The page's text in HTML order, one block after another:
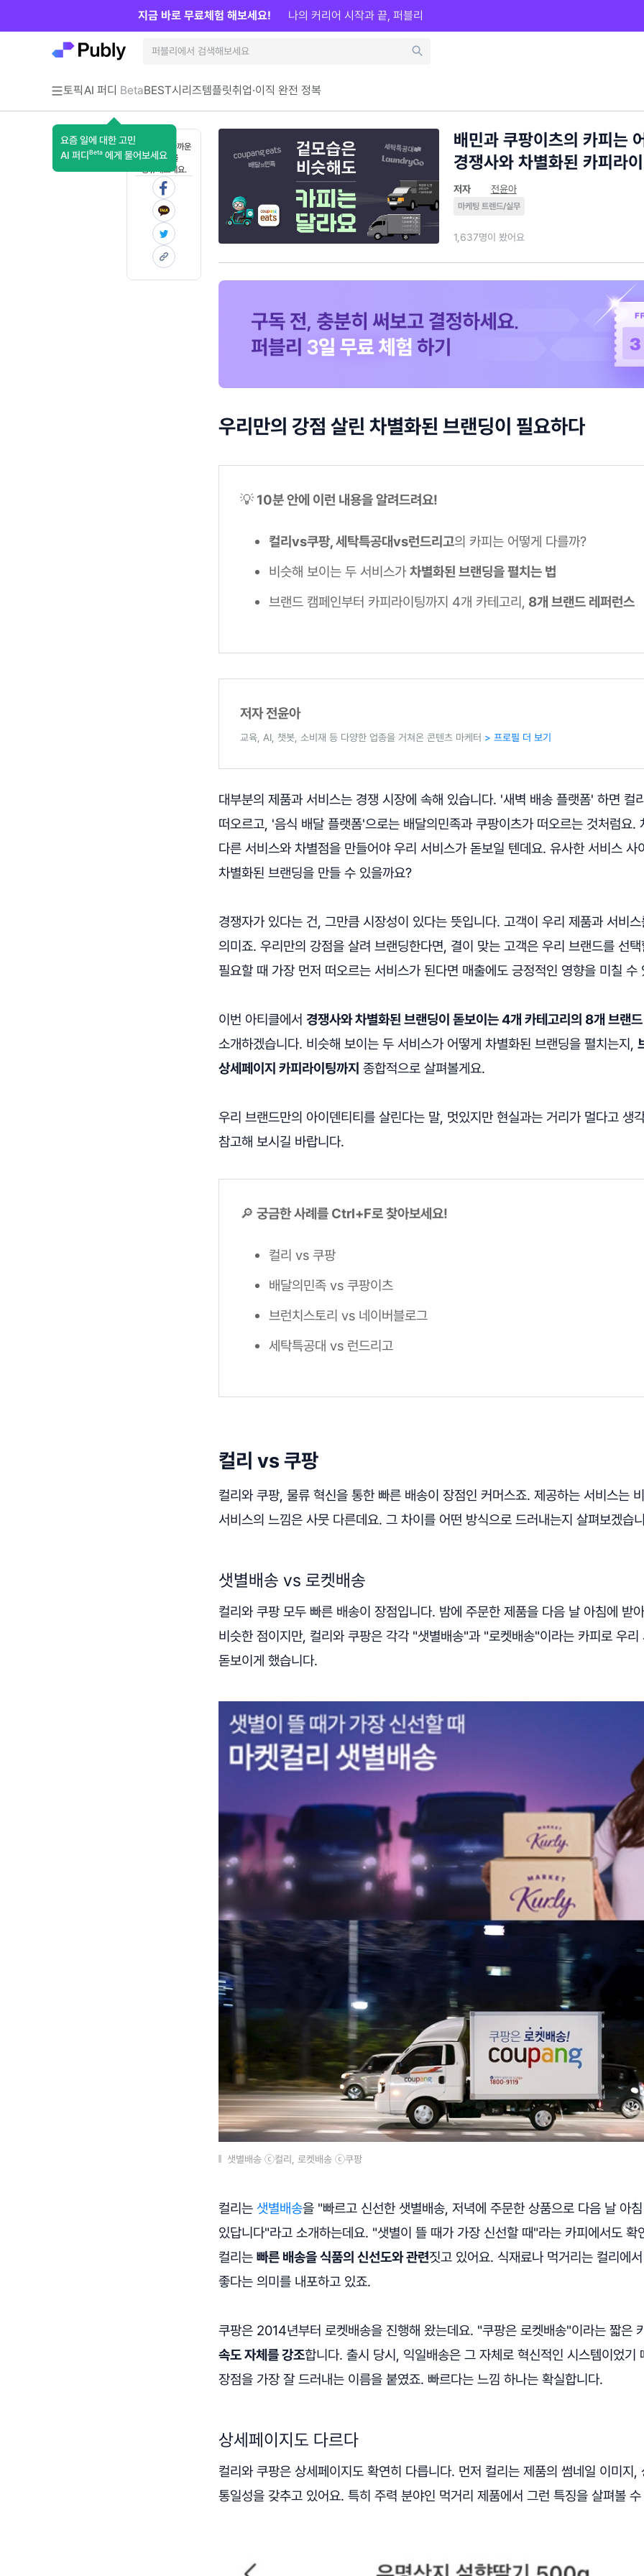
토픽AI 퍼디 Beta
요즘 일에 대한 고민
AI 퍼디 Beta 에게 물어보세요
BEST시리즈템플릿취업·이직 완전 정복
지금 바로 무료체험 해보세요! 나의 커리어 시작과 끝, 퍼블리
혼자 보기 아까운
콘텐츠를
공유해보세요.
배민과 쿠팡이츠의 카피는
경쟁사와 차별화된 카피라
저자 전윤아
마케팅 트렌드/실무
1,637명이 봤어요
우리만의 강점 살린 차별화된 브랜딩이 필요하다
💡 10분 안에 이런 내용을 알려드려요!
컬리vs쿠팡, 세탁특공대vs런드리고의 카피는 어떻게 다를까?
비슷해 보이는 두 서비스가 차별화된 브랜딩을 펼치는 법
브랜드 캠페인부터 카피라이팅까지 4개 카테고리, 8개 브랜드 레퍼런스
저자 전윤아
교육, AI, 챗봇, 소비재 등 다양한 업종을 거쳐온 콘텐츠 마케터 > 프로필 더 보기
대부분의 제품과 서비스는 경쟁 시장에 속해 있습니다. '새벽 배송 플랫폼' 하면 컬
떠오르고, '음식 배달 플랫폼'으로는 배달의민족과 쿠팡이츠가 떠오르는 것처럼요.
다른 서비스와 차별점을 만들어야 우리 서비스가 돋보일 텐데요. 유사한 서비스 사
차별화된 브랜딩을 만들 수 있을까요?
경쟁자가 있다는 건, 그만큼 시장성이 있다는 뜻입니다. 고객이 우리 제품과 서비
의미죠. 우리만의 강점을 살려 브랜딩한다면, 결이 맞는 고객은 우리 브랜드를 선택
필요할 때 가장 먼저 떠오르는 서비스가 된다면 매출에도 긍정적인 영향을 미칠 수
이번 아티클에서 경쟁사와 차별화된 브랜딩이 돋보이는 4개 카테고리의 8개 브랜드
소개하겠습니다. 비슷해 보이는 두 서비스가 어떻게 차별화된 브랜딩을 펼치는지,
상세페이지 카피라이팅까지 종합적으로 살펴볼게요.
우리 브랜드만의 아이덴티티를 살린다는 말, 멋있지만 현실과는 거리가 멀다고 생
참고해 보시길 바랍니다.
🔎 궁금한 사례를 Ctrl+F로 찾아보세요!
컬리 vs 쿠팡
배달의민족 vs 쿠팡이츠
브런치스토리 vs 네이버블로그
세탁특공대 vs 런드리고
컬리 vs 쿠팡
컬리와 쿠팡, 물류 혁신을 통한 빠른 배송이 장점인 커머스죠. 제공하는 서비스는
서비스의 느낌은 사뭇 다른데요. 그 차이를 어떤 방식으로 드러내는지 살펴보겠습
샛별배송 vs 로켓배송
컬리와 쿠팡 모두 빠른 배송이 장점입니다. 밤에 주문한 제품을 다음 날 아침에 받
비슷한 점이지만, 컬리와 쿠팡은 각각 "샛별배송"과 "로켓배송"이라는 카피로 우리
돋보이게 했습니다.
샛별배송 ⓒ컬리, 로켓배송 ⓒ쿠팡
컬리는 샛별배송을 "빠르고 신선한 샛별배송, 저녁에 주문한 상품으로 다음 날 아
있답니다"라고 소개하는데요. "샛별이 뜰 때가 가장 신선할 때"라는 카피에서도 확
컬리는 빠른 배송을 식품의 신선도와 관련짓고 있어요. 식재료나 먹거리는 컬리에
좋다는 의미를 내포하고 있죠.
쿠팡은 2014년부터 로켓배송을 진행해 왔는데요. "쿠팡은 로켓배송"이라는 짧은
속도 자체를 강조합니다. 출시 당시, 익일배송은 그 자체로 혁신적인 시스템이었기
장점을 가장 잘 드러내는 이름을 붙였죠. 빠르다는 느낌 하나는 확실합니다.
상세페이지도 다르다
컬리와 쿠팡은 상세페이지도 확연히 다릅니다. 먼저 컬리는 제품의 썸네일 이미지,
통일성을 갖추고 있어요. 특히 주력 분야인 먹거리 제품에서 그런 특징을 살펴볼